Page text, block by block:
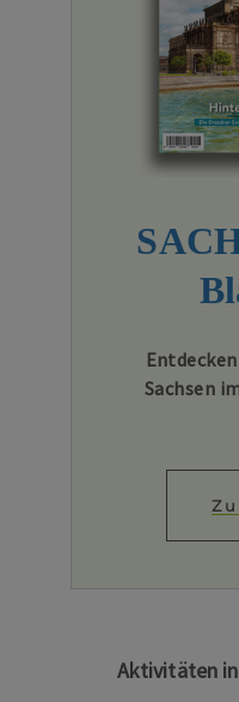
Sachsen
Aktivitäten